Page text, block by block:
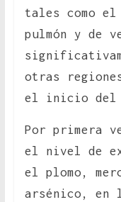
tales como
pulmón y de
otras
el inicio del
Por primera
el nivel de
el plomo,
arsénico, en